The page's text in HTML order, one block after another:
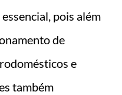
pois além
de
e
também